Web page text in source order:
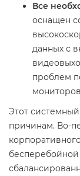
Все
оснащен
данных с
проблем
Этот
причинам. Во-